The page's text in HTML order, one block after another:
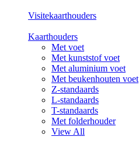
Visitekaarthouders
Kaarthouders
Met voet
Met kunststof voet
Met aluminium voet
Met beukenhouten voet
Z-standaards
L-standaards
T-standaards
Met folderhouder
View All